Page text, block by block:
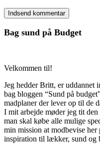
Bag sund på Budget
Velkommen til!
Jeg hedder Britt, er uddannet
bag bloggen “Sund på
madplaner der lever op til de
I mit arbejde møder jeg tit
man skal købe alle mulige
min mission at modbevise
inspiration til lækker, sund og